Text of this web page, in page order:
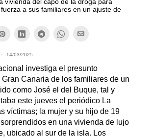
vivienda del capo de la droga para
a sus familiares en un ajuste de
14/03/2025
investiga el presunto
Canaria de los familiares de un
como José el del Buque, tal y
este jueves el periódico La
víctimas; la mujer y su hijo de 19
en una vivienda de lujo
ubicado al sur de la isla. Los